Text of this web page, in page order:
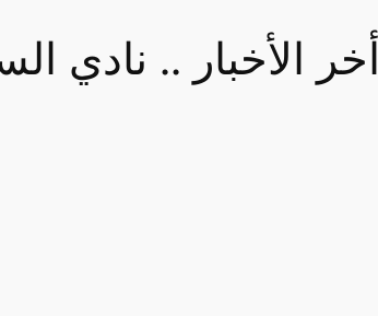
أخر الأخبار .. نادي